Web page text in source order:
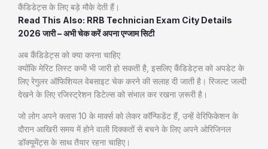
कैंडिडेट्स के लिए बड़े मौके देती हैं।
Read This Also: RRB Technician Exam City Details
2026 जारी – अभी चेक करें अपना एग्जाम सिटी
अब कैंडिडेट्स को क्या करना चाहिए
क्योंकि मेरिट लिस्ट कभी भी जारी हो सकती है, इसलिए कैंडिडेट्स को अपडेट के
लिए रेगुलर ऑफिशियल वेबसाइट चेक करने की सलाह दी जाती है। रिजल्ट जल्दी
देखने के लिए रजिस्ट्रेशन डिटेल्स को संभाल कर रखना ज़रूरी है।
जो लोग अपने क्लास 10 के मार्क्स को लेकर कॉन्फिडेंट हैं, उन्हें वेरिफिकेशन के
दौरान आखिरी समय में होने वाली दिक्कतों से बचने के लिए अपने ओरिजिनल
डॉक्यूमेंट्स के साथ तैयार रहना चाहिए।